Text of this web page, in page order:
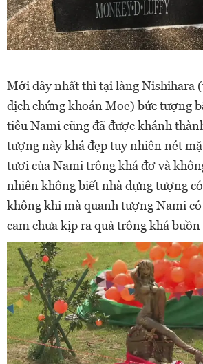
Mới đây nhất thì tại làng Nishihara
dịch chứng khoán Moe) bức tượng
tiêu Nami cũng đã được khánh
tượng này khá đẹp tuy nhiên nét
tươi của Nami trông khá đơ và
nhiên không biết nhà dựng tượng
không khi mà quanh tượng Nami
cam chưa kịp ra quả trông khá